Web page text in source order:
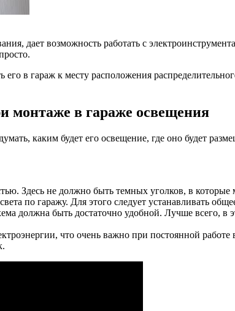
дает возможность работать с
в гараж к месту расположения
монтаже в гараже освещения
каким будет его освещение, где оно будет
Здесь не должно быть темных уголков, в которые
по гаражу. Для этого следует устанавливать
должна быть достаточно удобной. Лучше всего,
что очень важно при постоянной